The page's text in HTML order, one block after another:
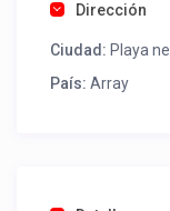
como un
Tel contacto
Dirección
Ciudad: Playa
País: Array